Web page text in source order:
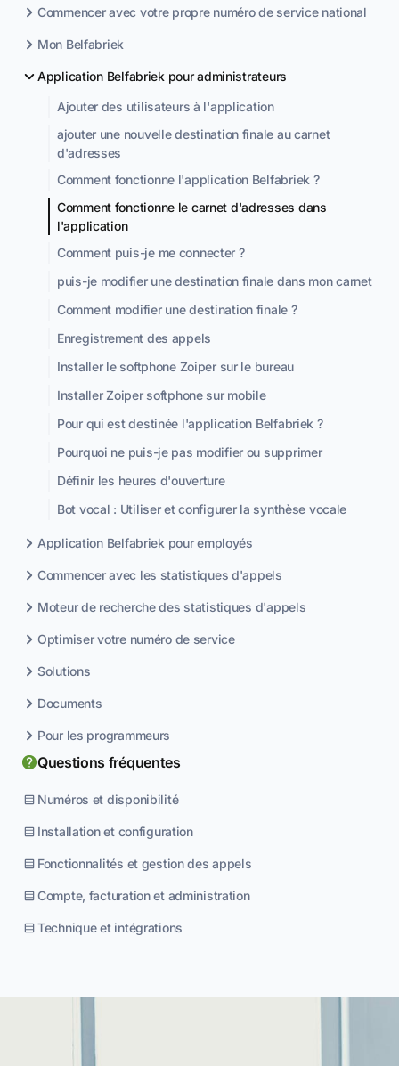
Commencer avec votre propre numéro de service national
Mon Belfabriek
Application Belfabriek pour administrateurs
Ajouter des utilisateurs à l'application
ajouter une nouvelle destination finale au carnet
d'adresses
Comment fonctionne l'application Belfabriek ?
Comment fonctionne le carnet d'adresses dans
l'application
Comment puis-je me connecter ?
puis-je modifier une destination finale dans mon carnet
Comment modifier une destination finale ?
Enregistrement des appels
Installer le softphone Zoiper sur le bureau
Installer Zoiper softphone sur mobile
Pour qui est destinée l'application Belfabriek ?
Pourquoi ne puis-je pas modifier ou supprimer
Définir les heures d'ouverture
Bot vocal : Utiliser et configurer la synthèse vocale
Application Belfabriek pour employés
Commencer avec les statistiques d'appels
Moteur de recherche des statistiques d'appels
Optimiser votre numéro de service
Solutions
Documents
Pour les programmeurs
Questions fréquentes
Numéros et disponibilité
Installation et configuration
Fonctionnalités et gestion des appels
Compte, facturation et administration
Technique et intégrations